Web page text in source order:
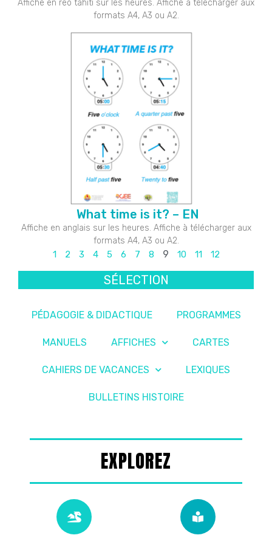
Affiche en reo tahiti sur les heures. Affiche à télécharger aux
formats A4, A3 ou A2.
What time is it? – EN
Affiche en anglais sur les heures. Affiche à télécharger aux
formats A4, A3 ou A2.
1 2 3 4 5 6 7 8 9 10 11 12
SÉLECTION
PÉDAGOGIE & DIDACTIQUE PROGRAMMES
MANUELS AFFICHES CARTES
CAHIERS DE VACANCES LEXIQUES
BULLETINS HISTOIRE
EXPLOREZ